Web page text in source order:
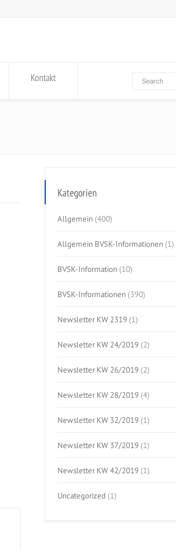
Kontakt
Kategorien
Allgemein (400)
Allgemein BVSK-Informationen (1)
BVSK-Information (10)
BVSK-Informationen (390)
Newsletter KW 2319 (1)
Newsletter KW 24/2019 (2)
Newsletter KW 26/2019 (2)
Newsletter KW 28/2019 (4)
Newsletter KW 32/2019 (1)
Newsletter KW 37/2019 (1)
Newsletter KW 42/2019 (1)
Uncategorized (1)